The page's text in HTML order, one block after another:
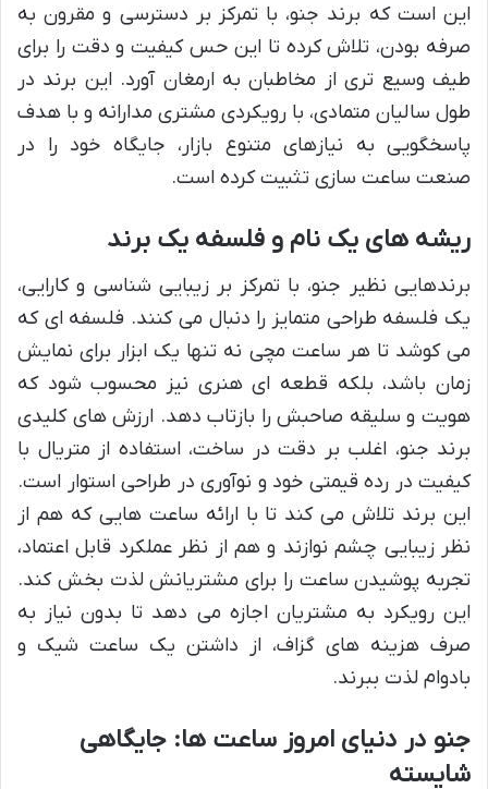
این است که برند جنو، با تمرکز بر دسترسی و مقرون به
صرفه بودن، تلاش کرده تا این حس کیفیت و دقت را برای
طیف وسیع تری از مخاطبان به ارمغان آورد. این برند در
طول سالیان متمادی، با رویکردی مشتری مدارانه و با هدف
پاسخگویی به نیازهای متنوع بازار، جایگاه خود را در
صنعت ساعت سازی تثبیت کرده است.
ریشه های یک نام و فلسفه یک برند
برندهایی نظیر جنو، با تمرکز بر زیبایی شناسی و کارایی،
یک فلسفه طراحی متمایز را دنبال می کنند. فلسفه ای که
می کوشد تا هر ساعت مچی نه تنها یک ابزار برای نمایش
زمان باشد، بلکه قطعه ای هنری نیز محسوب شود که
هویت و سلیقه صاحبش را بازتاب دهد. ارزش های کلیدی
برند جنو، اغلب بر دقت در ساخت، استفاده از متریال با
کیفیت در رده قیمتی خود و نوآوری در طراحی استوار است.
این برند تلاش می کند تا با ارائه ساعت هایی که هم از
نظر زیبایی چشم نوازند و هم از نظر عملکرد قابل اعتماد،
تجربه پوشیدن ساعت را برای مشتریانش لذت بخش کند.
این رویکرد به مشتریان اجازه می دهد تا بدون نیاز به
صرف هزینه های گزاف، از داشتن یک ساعت شیک و
بادوام لذت ببرند.
جنو در دنیای امروز ساعت ها: جایگاهی
شایسته